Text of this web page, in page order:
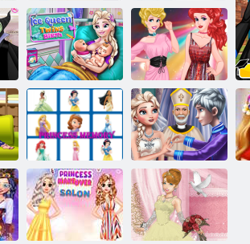
プリンセスデ
ザイナー
DIYレインコ
ート
氷の女王の双
子の誕生
カレッジファ
ッションショ
ー
プリンセス・
メモリー
ロイヤルウェ
ディングセレ
モニー